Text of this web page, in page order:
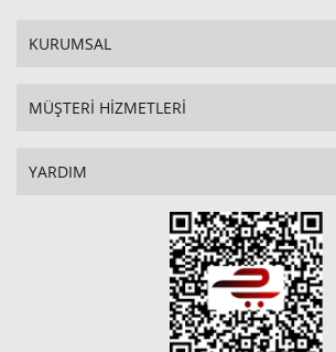
KURUMSAL
MÜŞTERİ HİZMETLERİ
YARDIM